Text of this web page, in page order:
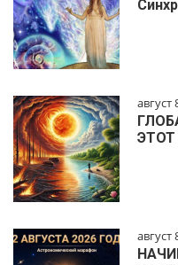
август
август